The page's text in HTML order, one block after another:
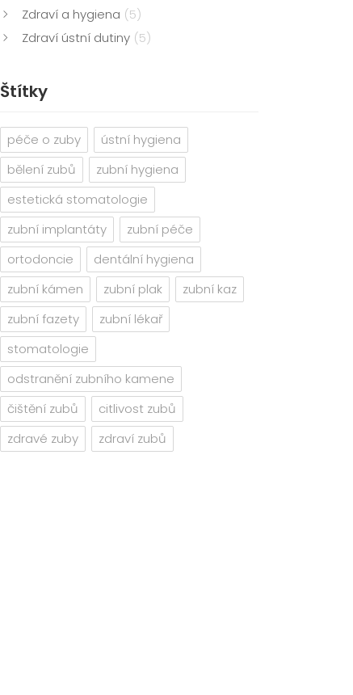
Zdraví a hygiena (5)
Zdraví ústní dutiny (5)
Štítky
péče o zuby
ústní hygiena
bělení zubů
zubní hygiena
estetická stomatologie
zubní implantáty
zubní péče
ortodoncie
dentální hygiena
zubní kámen
zubní plak
zubní kaz
zubní fazety
zubní lékař
stomatologie
odstranění zubního kamene
čištění zubů
citlivost zubů
zdravé zuby
zdraví zubů